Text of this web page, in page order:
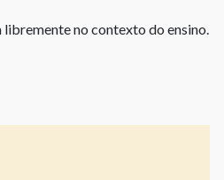
no contexto do ensino.